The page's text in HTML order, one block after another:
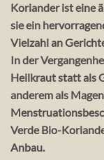
Koriander ist eine
sie ein
Vielzahl an
In der
Heilkraut statt als
anderem als
Verde Bio-
Anbau.